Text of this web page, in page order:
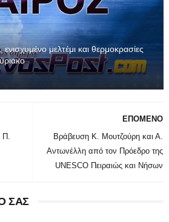
μελτέμι και θερμοκρασίες
ΕΠΟΜΕΝΟ
Βράβευση Κ. Μουτζούρη και Α.
Αντωνέλλη από τον Πρόεδρο της
UNESCO Πειραιώς και Νήσων
Π.
ΣΑΣ